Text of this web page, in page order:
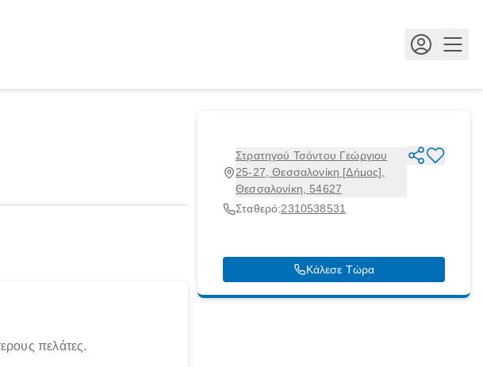
Στρατηγού Τσόντου Γεώργιου
25-27, Θεσσαλονίκη [Δήμος],
Θεσσαλονίκη, 54627
Σταθερό:2310538531
Κάλεσε Τώρα
πελάτες.